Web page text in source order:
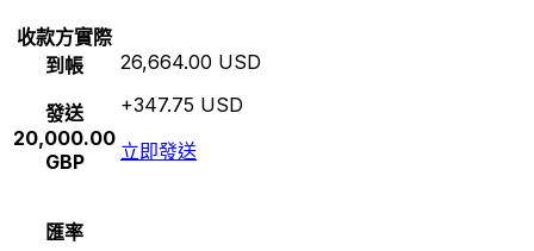
收款方實際
到帳
發送
20,000.00
GBP
26,664.00 USD
+347.75 USD
立即發送
匯率